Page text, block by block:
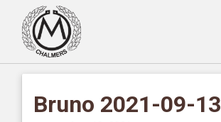
Bruno 2021-09-13